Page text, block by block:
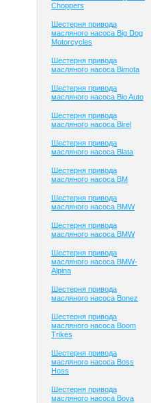
Choppers
Шестерня привода
масляного насоса Big Dog
Motorcycles
Шестерня привода
масляного насоса Bimota
Шестерня привода
масляного насоса Bio Auto
Шестерня привода
масляного насоса Birel
Шестерня привода
масляного насоса Blata
Шестерня привода
масляного насоса BM
Шестерня привода
масляного насоса BMW
Шестерня привода
масляного насоса BMW
Шестерня привода
масляного насоса BMW-
Alpina
Шестерня привода
масляного насоса Bonez
Шестерня привода
масляного насоса Boom
Trikes
Шестерня привода
масляного насоса Boss
Hoss
Шестерня привода
масляного насоса Bova